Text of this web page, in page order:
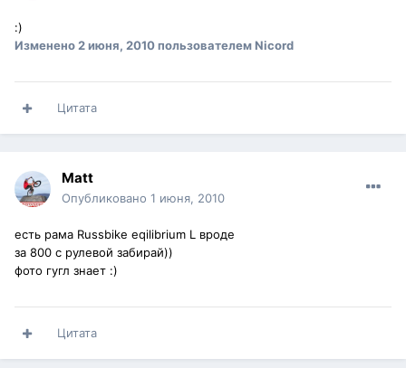
:)
Изменено2 июня, 2010пользователем Nicord
Цитата
Matt
Опубликовано 1 июня, 2010
есть рама Russbike eqilibrium L вроде
за 800 с рулевой забирай))
фото гугл знает :)
Цитата